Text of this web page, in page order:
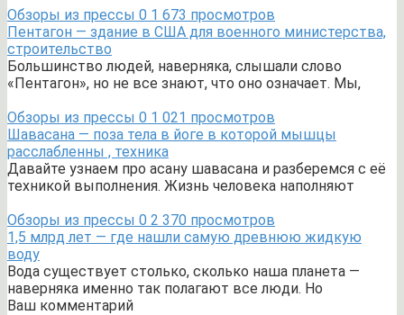
Обзоры из прессы 0 1 673 просмотров
Пентагон — здание в США для военного министерства,
строительство
Большинство людей, наверняка, слышали слово
«Пентагон», но не все знают, что оно означает. Мы,
Обзоры из прессы 0 1 021 просмотров
Шавасана — поза тела в йоге в которой мышцы
расслабленны , техника
Давайте узнаем про асану шавасана и разберемся с её
техникой выполнения. Жизнь человека наполняют
Обзоры из прессы 0 2 370 просмотров
1,5 млрд лет — где нашли самую древнюю жидкую
воду
Вода существует столько, сколько наша планета —
наверняка именно так полагают все люди. Но
Ваш комментарий